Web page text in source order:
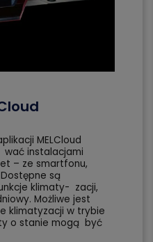
MELCloud
instalacjami
– ze smartfonu,
są
klimaty- zacji,
Możliwe jest
klimatyzacji w trybie
o stanie mogą być